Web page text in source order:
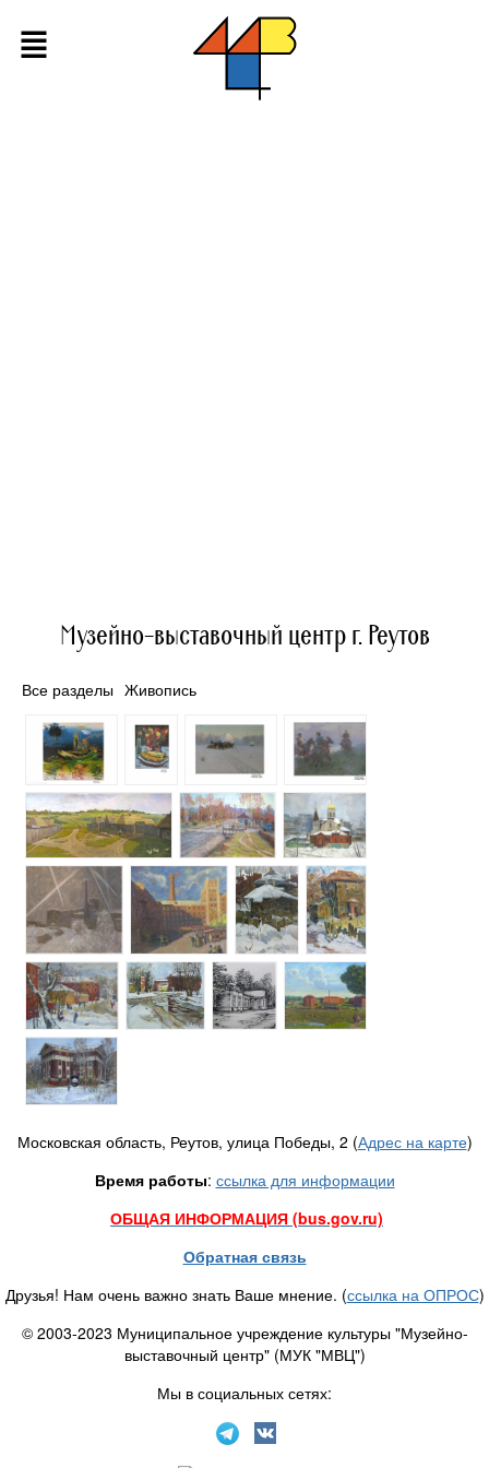
Музейно-выставочный центр г. Реутов
Все разделы Живопись
Московская область, Реутов, улица Победы, 2 (Адрес на карте)
Время работы: ссылка для информации
ОБЩАЯ ИНФОРМАЦИЯ (bus.gov.ru)
Обратная связь
Друзья! Нам очень важно знать Ваше мнение. (ссылка на ОПРОС)
© 2003-2023 Муниципальное учреждение культуры "Музейно-
выставочный центр" (МУК "МВЦ")
Мы в социальных сетях: